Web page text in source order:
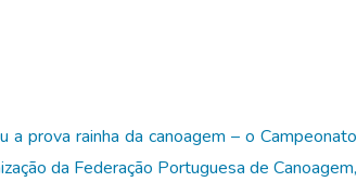
prova rainha da canoagem – o Campeonato
da Federação Portuguesa de Canoagem,